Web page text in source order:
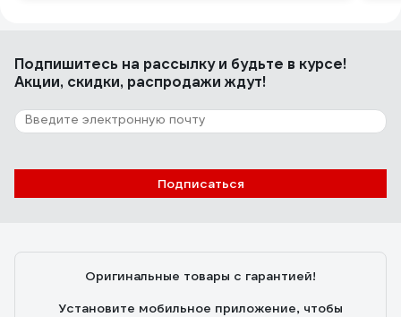
Подпишитесь на рассылкуи будьте в курсе!
Акции, скидки, распродажи ждут!
Подписаться
Оригинальные товары с гарантией!
Установите мобильное приложение, чтобы